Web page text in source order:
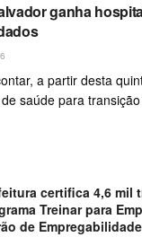
ganha
a partir desta
saúde para
certifica 4,6 mil
Treinar para
de Empregabilidade